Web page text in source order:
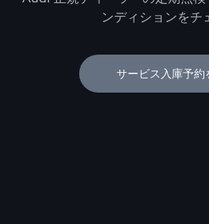
ンディションをチ
サービス入庫予約